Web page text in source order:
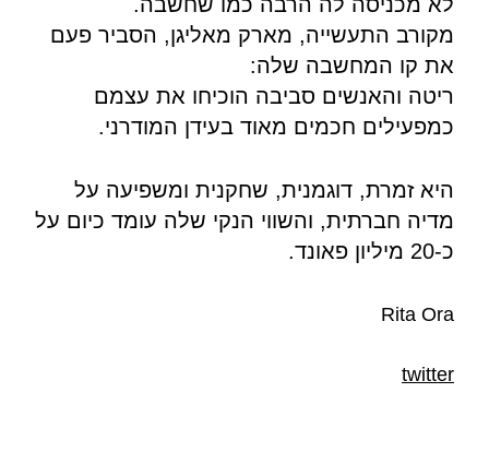
מקורב התעשייה, מארק מאליגן, הסביר פעם
את קו המחשבה שלה:
ריטה והאנשים סביבה הוכיחו את עצמם
כמפעילים חכמים מאוד בעידן המודרני.
היא זמרת, דוגמנית, שחקנית ומשפיעה על
מדיה חברתית, והשווי הנקי שלה עומד כיום על
כ-20 מיליון פאונד.
Rita Ora
twitter